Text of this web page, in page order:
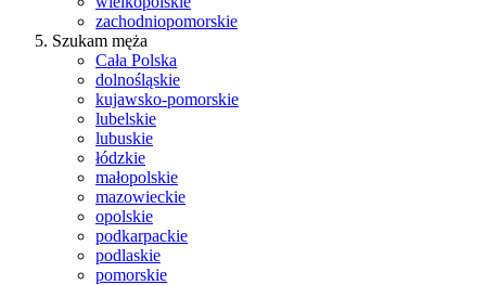
zachodniopomorskie
Szukam męża
Cała Polska
dolnośląskie
kujawsko-pomorskie
lubelskie
lubuskie
łódzkie
małopolskie
mazowieckie
opolskie
podkarpackie
podlaskie
pomorskie